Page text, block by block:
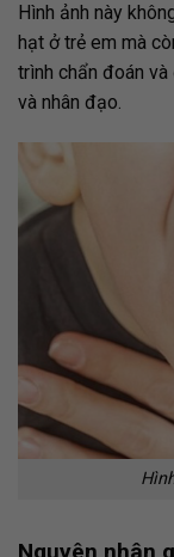
Hình ảnh này
hạt ở trẻ em mà
trình chẩn đoán
và nhân đạo.